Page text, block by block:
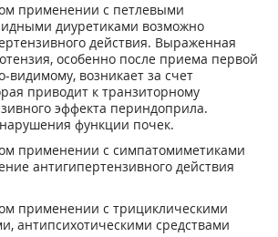
применении с петлевыми
диуретиками возможно
действия. Выраженная
особенно после приема первой
видимому, возникает за счет
приводит к транзиторному
эффекта периндоприла.
функции почек.
применении с симпатомиметиками
антигипертензивного действия
применении с трициклическими
антипсихотическими средствами